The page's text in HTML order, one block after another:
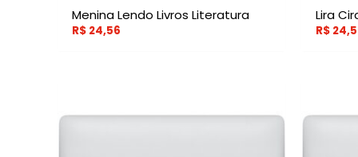
Menina Lendo Livros Literatura
R$ 24,56
Lira
R$